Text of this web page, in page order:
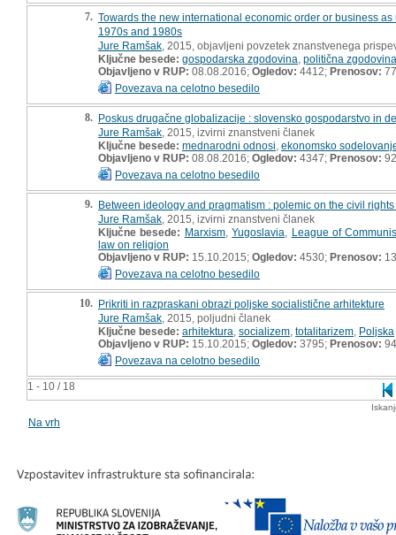
1 - 10 / 18
7. Towards the new international economic order or business
1970s and 1980s
Jure Ramšak , 2015, objavljeni povzetek znanstvenega
Ključne besede: gospodarska zgodovina politična zgodovina
Objavljeno v RUP: 08.08.2016; Ogledov: 4412; Prenosov: 77
Povezava na celotno besedilo
8. Poskus drugačne globalizacije : slovensko gospodarstvo in
Jure Ramšak , 2015, izvirni znanstveni članek
Ključne besede: mednarodni odnosi ekonomsko
Objavljeno v RUP: 08.08.2016; Ogledov: 4347; Prenosov: 92
Povezava na celotno besedilo
9. Between ideology and pragmatism : polemic on the civil
Jure Ramšak , 2015, izvirni znanstveni članek
Ključne besede: Marxism,Yugoslavia
League of
law on religion
Objavljeno v RUP: 15.10.2015; Ogledov: 4530; Prenosov:
Povezava na celotno besedilo
10. Prikriti in razpraskani obrazi poljske socialistične arhitekture
Jure Ramšak , 2015, poljudni članek
Ključne besede: arhitektura socializem totalitarizem Poljska
Objavljeno v RUP: 15.10.2015; Ogledov: 3795; Prenosov: 94
Povezava na celotno besedilo
Na vrh